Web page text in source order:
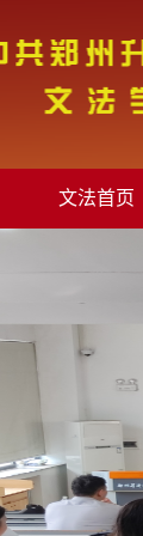
文法首页